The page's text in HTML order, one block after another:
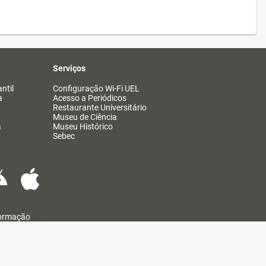
Serviços
Configuração Wi-Fi UEL
Acesso a Periódicos
Restaurante Universitário
Museu de Ciência
Museu Histórico
Sebec